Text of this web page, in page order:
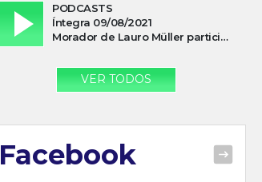
PODCASTS
Íntegra 09/08/2021
Morador de Lauro Müller participa de motociata em apoio a Bolsonaro
VER TODOS
Facebook